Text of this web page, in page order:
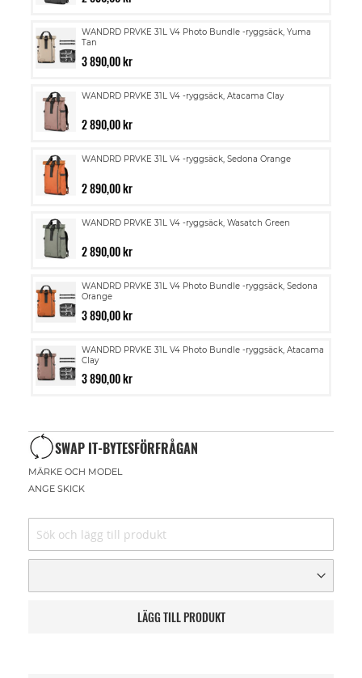
WANDRD PRVKE 31L V4 Photo Bundle -ryggsäck, Yuma
Tan
3 890,00 kr
WANDRD PRVKE 31L V4 -ryggsäck, Atacama Clay
2 890,00 kr
WANDRD PRVKE 31L V4 -ryggsäck, Sedona Orange
2 890,00 kr
WANDRD PRVKE 31L V4 -ryggsäck, Wasatch Green
2 890,00 kr
WANDRD PRVKE 31L V4 Photo Bundle -ryggsäck, Sedona
Orange
3 890,00 kr
WANDRD PRVKE 31L V4 Photo Bundle -ryggsäck, Atacama
Clay
3 890,00 kr
SWAP IT-BYTESFÖRFRÅGAN
MÄRKE OCH MODEL
ANGE SKICK
LÄGG TILL PRODUKT